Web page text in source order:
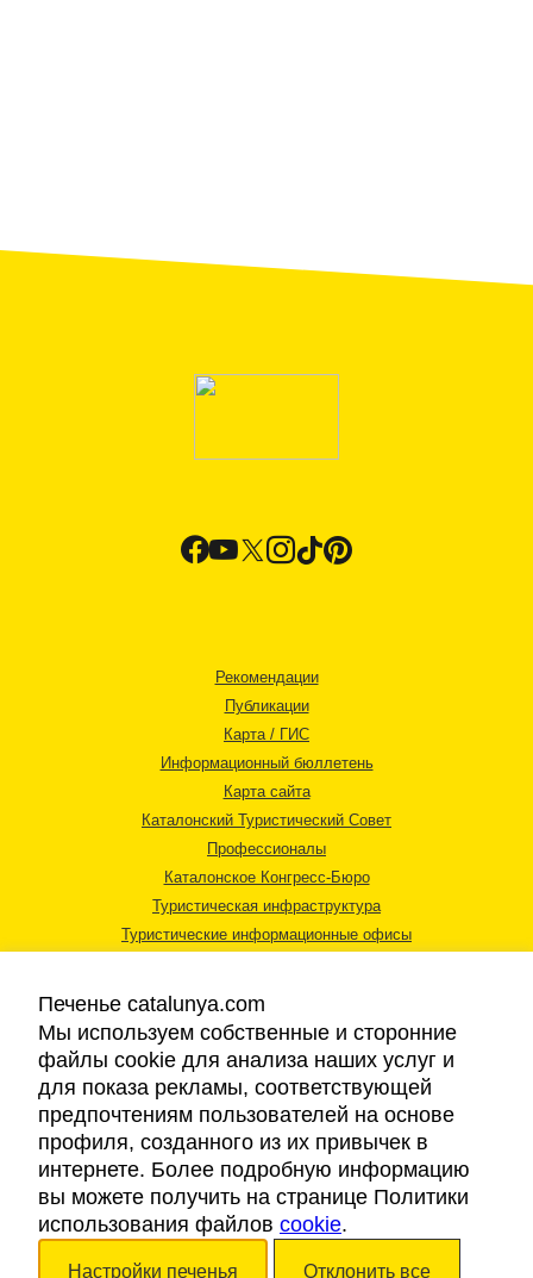
Рекомендации
Публикации
Карта / ГИС
Информационный бюллетень
Карта сайта
Каталонский Туристический Совет
Профессионалы
Каталонское Конгресс-Бюро
Туристическая инфраструктура
Туристические информационные офисы
Правовая информация
Cookies
Доступность
Авторские права © 2026. Каталонский Туристический Совет. Все права
Печенье catalunya.com
Мы используем собственные и сторонние
файлы cookie для анализа наших услуг и
для показа рекламы, соответствующей
предпочтениям пользователей на основе
профиля, созданного из их привычек в
интернете. Более подробную информацию
вы можете получить на странице Политики
использования файлов cookie.
Настройки печенья Отклонить все